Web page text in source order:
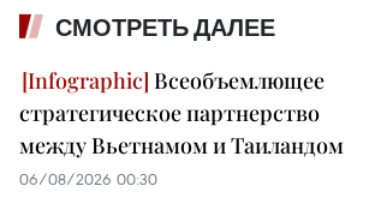
СМОТРЕТЬ ДАЛЕЕ
Всеобъемлющее
стратегическое партнерство
между Вьетнамом и Таиландом
06/08/2026 00:30